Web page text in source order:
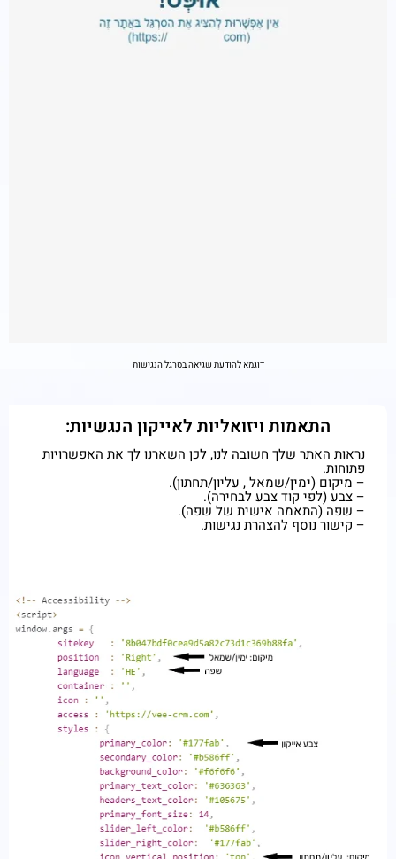
דוגמא להודעת שגיאה בסרגל הנגישות
התאמות ויזואליות לאייקון הנגשיות:
נראות האתר שלך חשובה לנו, לכן השארנו לך את האפשרויות
פתוחות.
– מיקום (ימין/שמאל , עליון/תחתון).
– צבע (לפי קוד צבע לבחירה).
– שפה (התאמה אישית של שפה).
– קישור נוסף להצהרת נגישות.